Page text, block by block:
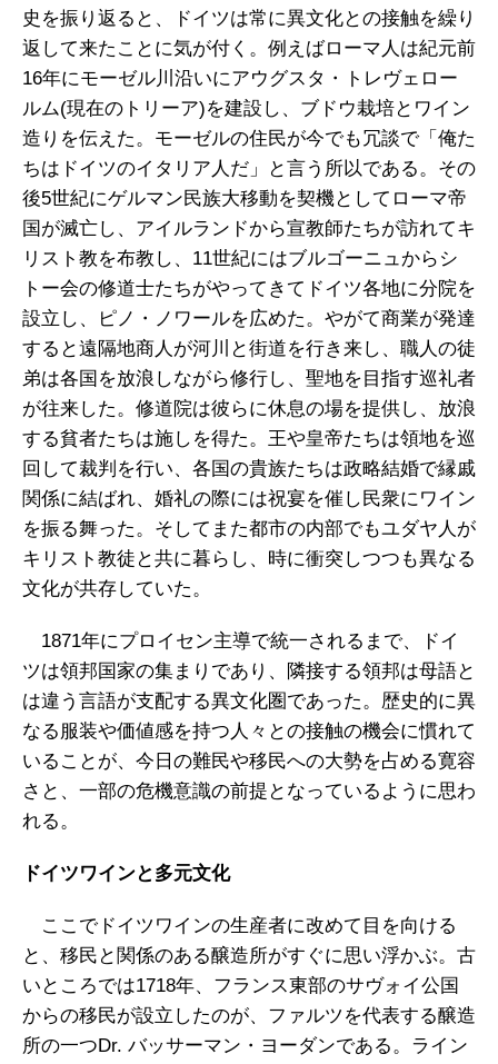
史を振り返ると、ドイツは常に異文化との接触を繰り
返して来たことに気が付く。例えばローマ人は紀元前
16年にモーゼル川沿いにアウグスタ・トレヴェロー
ルム(現在のトリーア)を建設し、ブドウ栽培とワイン
造りを伝えた。モーゼルの住民が今でも冗談で「俺た
ちはドイツのイタリア人だ」と言う所以である。その
後5世紀にゲルマン民族大移動を契機としてローマ帝
国が滅亡し、アイルランドから宣教師たちが訪れてキ
リスト教を布教し、11世紀にはブルゴーニュからシ
トー会の修道士たちがやってきてドイツ各地に分院を
設立し、ピノ・ノワールを広めた。やがて商業が発達
すると遠隔地商人が河川と街道を行き来し、職人の徒
弟は各国を放浪しながら修行し、聖地を目指す巡礼者
が往来した。修道院は彼らに休息の場を提供し、放浪
する貧者たちは施しを得た。王や皇帝たちは領地を巡
回して裁判を行い、各国の貴族たちは政略結婚で縁戚
関係に結ばれ、婚礼の際には祝宴を催し民衆にワイン
を振る舞った。そしてまた都市の内部でもユダヤ人が
キリスト教徒と共に暮らし、時に衝突しつつも異なる
文化が共存していた。
1871年にプロイセン主導で統一されるまで、ドイ
ツは領邦国家の集まりであり、隣接する領邦は母語と
は違う言語が支配する異文化圏であった。歴史的に異
なる服装や価値感を持つ人々との接触の機会に慣れて
いることが、今日の難民や移民への大勢を占める寛容
さと、一部の危機意識の前提となっているように思わ
れる。
ドイツワインと多元文化
ここでドイツワインの生産者に改めて目を向ける
と、移民と関係のある醸造所がすぐに思い浮かぶ。古
いところでは1718年、フランス東部のサヴォイ公国
からの移民が設立したのが、ファルツを代表する醸造
所の一つDr. バッサーマン・ヨーダンである。ライン